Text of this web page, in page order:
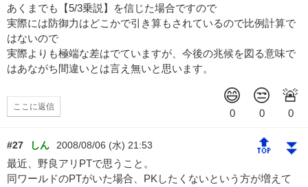
あくまでも【5/3乗説】を信じた場合ですので
実際には防御力はどこかで引き算もされているので比例計算で
はないので
実際よりも極端な差はでていますが、今後の兆候を図る意味で
はあながち間違いとは言え無いと思います。
ここに返信
#27 しん 2008/08/06 (水) 21:53 🔝 ⏬
最近、野良アリPTで思うこと。
同ワールドのPTがいた場合、PKしたくないという方が増えて